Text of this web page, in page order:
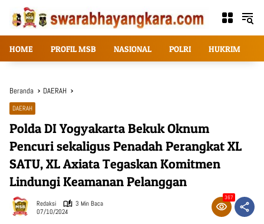
Langsung
konten
HOME PROFIL MSB NASIONAL POLRI HUKRIM
Beranda DAERAH
DAERAH
Polda DI Yogyakarta Bekuk Oknum
Pencuri sekaligus Penadah Perangkat XL
SATU, XL Axiata Tegaskan Komitmen
Lindungi Keamanan Pelanggan
Redaksi
3 Min Baca
07/10/2024
367